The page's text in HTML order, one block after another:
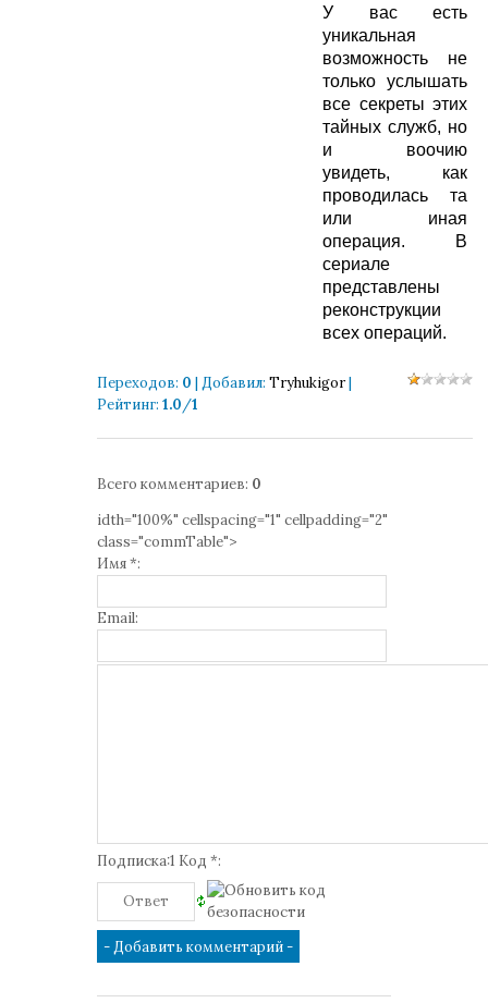
У вас есть
уникальная
возможность не
только услышать
все секреты этих
тайных служб, но
и воочию
увидеть, как
проводилась та
или иная
операция. В
сериале
представлены
реконструкции
всех операций.
Переходов: 0 | Добавил: Tryhukigor|
Рейтинг: 1.0/1
Всего комментариев: 0
idth="100%" cellspacing="1" cellpadding="2"
class="commTable">
Имя *:
Email:
Подписка:1 Код *: